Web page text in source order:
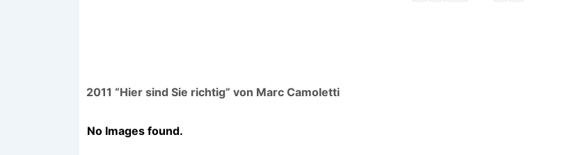
2011 “Hier sind Sie richtig” von Marc Camoletti
No Images found.